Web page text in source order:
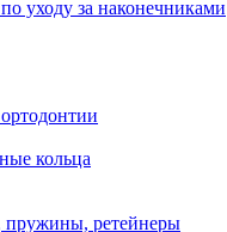
уходу за наконечниками
кольца
пружины, ретейнеры